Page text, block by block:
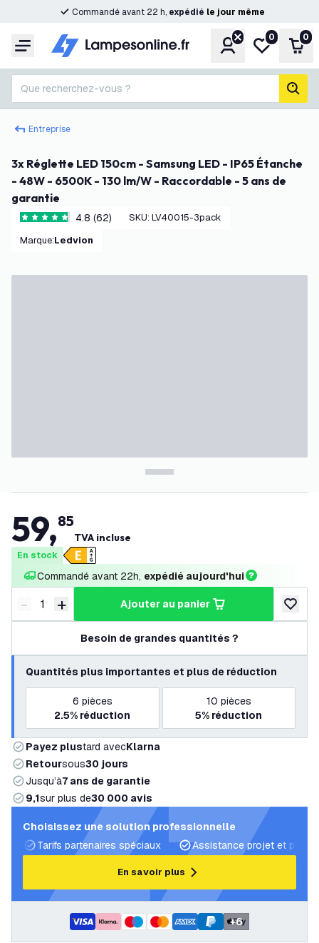
Commandé avant 22 h, expédié le jour même
Menu CompteMa liste de
0 0
Que recherchez-vous ?
Entreprise
3x Réglette LED 150cm - Samsung LED - IP65 Étanche
- 48W - 6500K - 130 lm/W - Raccordable - 5 ans de
garantie
4.8 étoiles de notation
4.8 (62) SKU: LV40015-3pack
Marque: Ledvion
59,85
TVA incluse
En stock
Commandé avant 22h, expédié aujourd'hui
Diminuer la quantité
- Augmenter la quantité
+ ajouter au panier
Besoin de grandes quantités ?
Quantités plus importantes et plus de réduction
6 pièces
2.5% réduction
10 pièces
5% réduction
Payez plustard avecKlarna
Retoursous30 jours
Jusqu’à7 ans de garantie
9,1sur plus de30 000 avis
Choisissez une solution professionnelle
Tarifs partenaires spéciaux
Assistance projet et plans
En savoir plus
+6